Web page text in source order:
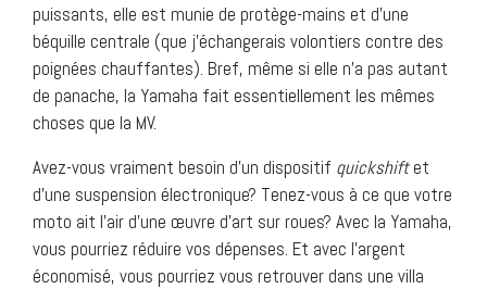
puissants, elle est munie de protège-mains et d’une
béquille centrale (que j’échangerais volontiers contre des
poignées chauffantes). Bref, même si elle n’a pas autant
de panache, la Yamaha fait essentiellement les mêmes
choses que la MV.
Avez-vous vraiment besoin d’un dispositif quickshiftet
d’une suspension électronique? Tenez-vous à ce que votre
moto ait l’air d’une œuvre d’art sur roues? Avec la Yamaha,
vous pourriez réduire vos dépenses. Et avec l’argent
économisé, vous pourriez vous retrouver dans une villa